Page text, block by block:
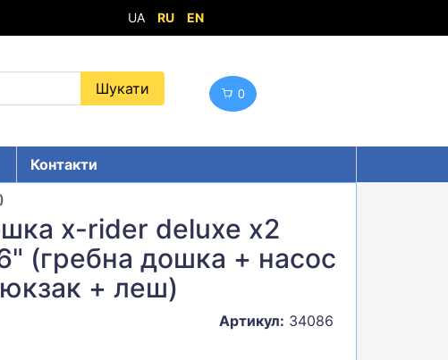
UA RU EN
0
Контакти
x-rider deluxe x2
(гребна дошка + насос
+ леш)
Артикул: 34086